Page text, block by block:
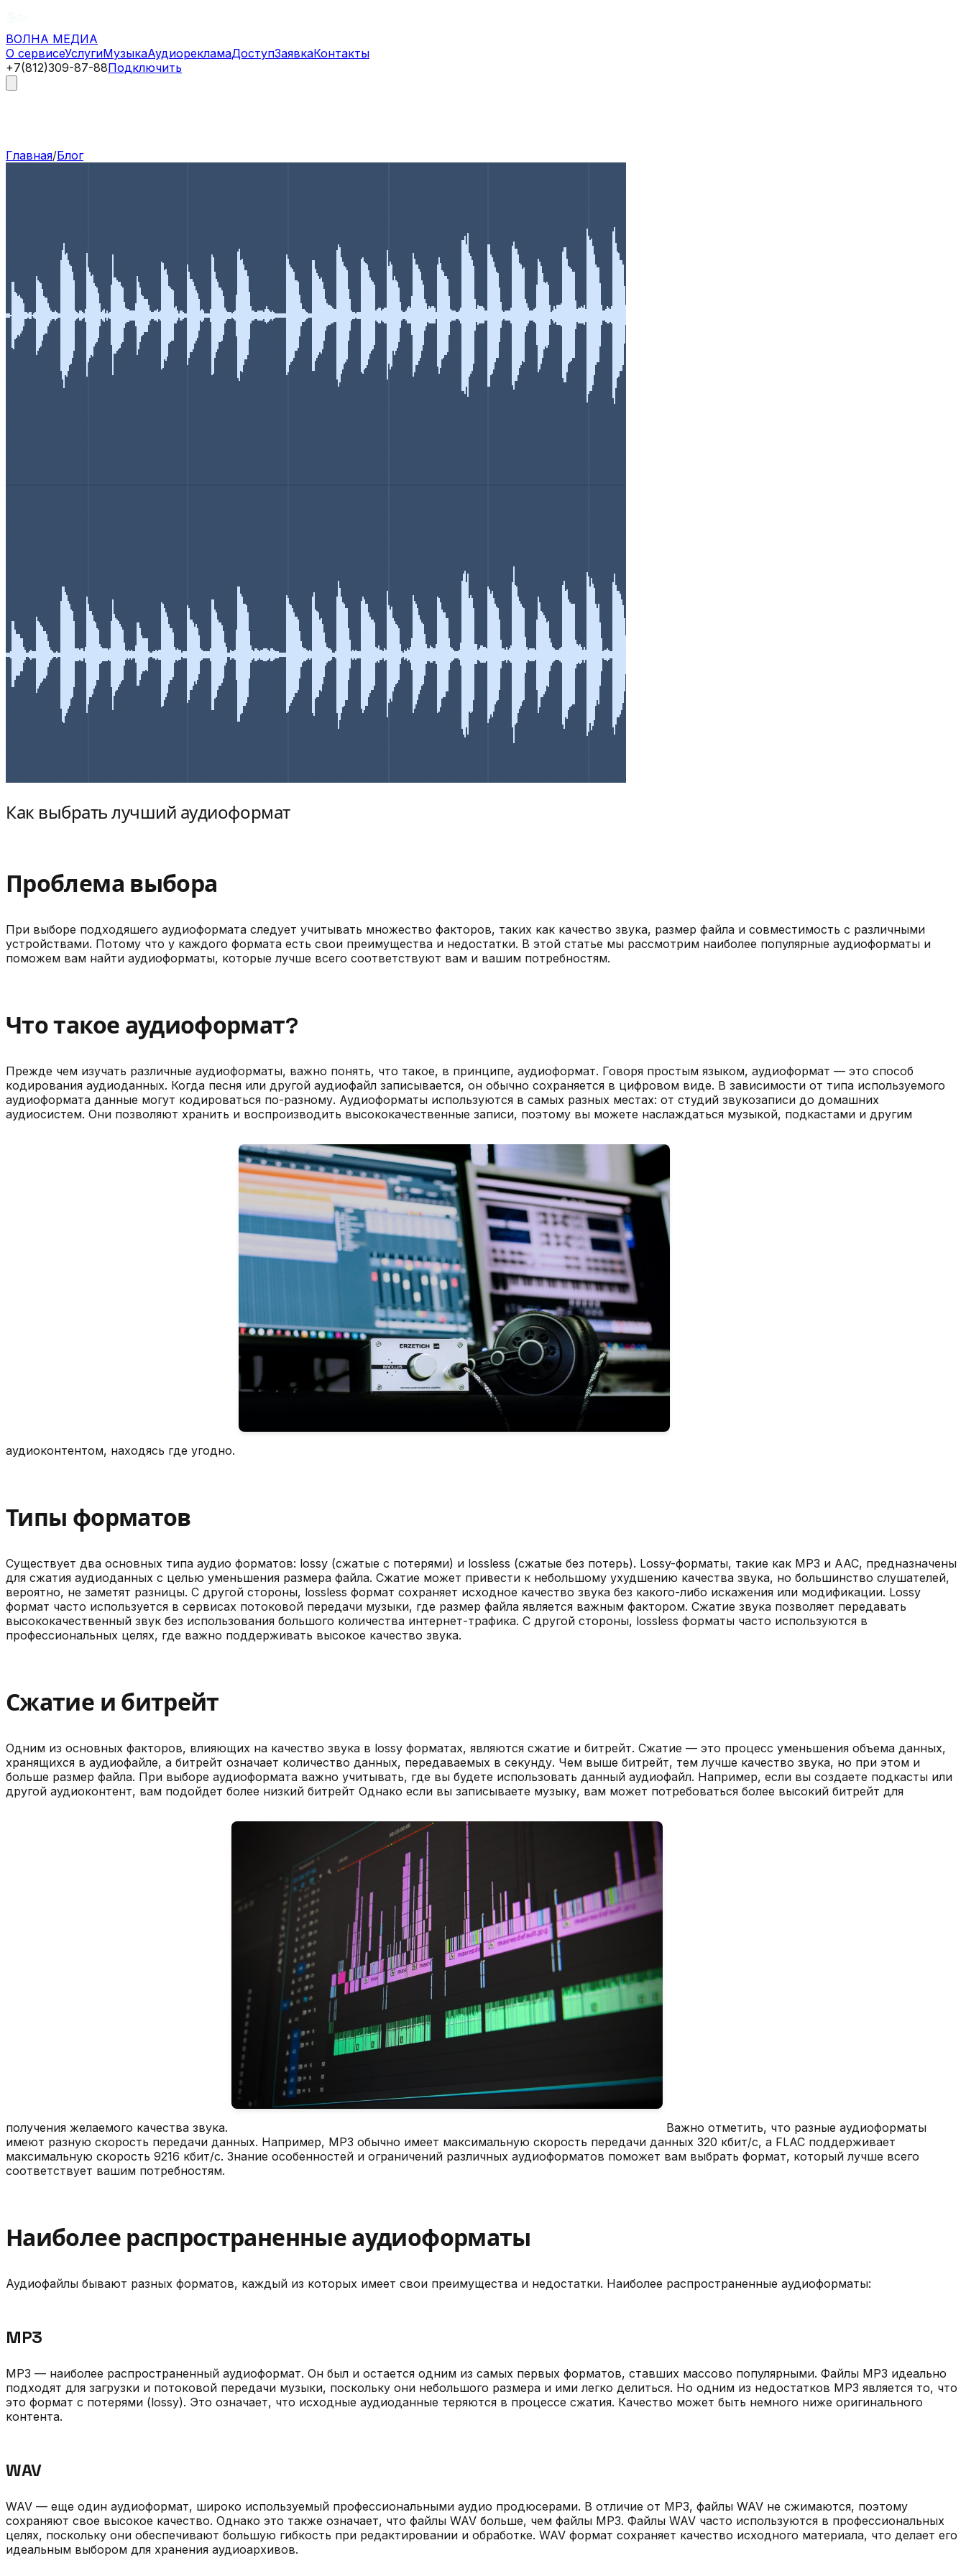
ВОЛНА МЕДИА
О сервисеУслугиМузыкаАудиорекламаДоступЗаявкаКонтакты
+7(812)309-87-88Подключить
Главная/Блог
Как выбрать лучший аудиоформат
Проблема выбора
При выборе подходяшего аудиоформата следует учитывать множество факторов, таких как качество звука, размер файла и совместимость с различными
устройствами. Потому что у каждого формата есть свои преимущества и недостатки. В этой статье мы рассмотрим наиболее популярные аудиоформаты и
поможем вам найти аудиоформаты, которые лучше всего соответствуют вам и вашим потребностям.
Что такое аудиоформат?
Прежде чем изучать различные аудиоформаты, важно понять, что такое, в принципе, аудиоформат. Говоря простым языком, аудиоформат — это способ
кодирования аудиоданных. Когда песня или другой аудиофайл записывается, он обычно сохраняется в цифровом виде. В зависимости от типа используемого
аудиоформата данные могут кодироваться по-разному. Аудиоформаты используются в самых разных местах: от студий звукозаписи до домашних
аудиосистем. Они позволяют хранить и воспроизводить высококачественные записи, поэтому вы можете наслаждаться музыкой, подкастами и другим
аудиоконтентом, находясь где угодно.
Типы форматов
Существует два основных типа аудио форматов: lossy (сжатые с потерями) и lossless (сжатые без потерь). Lossy-форматы, такие как MP3 и AAC, предназначены
для сжатия аудиоданных с целью уменьшения размера файла. Сжатие может привести к небольшому ухудшению качества звука, но большинство слушателей,
вероятно, не заметят разницы. С другой стороны, lossless формат сохраняет исходное качество звука без какого-либо искажения или модификации. Lossy
формат часто используется в сервисах потоковой передачи музыки, где размер файла является важным фактором. Сжатие звука позволяет передавать
высококачественный звук без использования большого количества интернет-трафика. С другой стороны, lossless форматы часто используются в
профессиональных целях, где важно поддерживать высокое качество звука.
Сжатие и битрейт
Одним из основных факторов, влияющих на качество звука в lossy форматах, являются сжатие и битрейт. Сжатие — это процесс уменьшения объема данных,
хранящихся в аудиофайле, а битрейт означает количество данных, передаваемых в секунду. Чем выше битрейт, тем лучше качество звука, но при этом и
больше размер файла. При выборе аудиоформата важно учитывать, где вы будете использовать данный аудиофайл. Например, если вы создаете подкасты или
другой аудиоконтент, вам подойдет более низкий битрейт Однако если вы записываете музыку, вам может потребоваться более высокий битрейт для
получения желаемого качества звука.
Важно отметить, что разные аудиоформаты
имеют разную скорость передачи данных. Например, MP3 обычно имеет максимальную скорость передачи данных 320 кбит/с, а FLAC поддерживает
максимальную скорость 9216 кбит/с. Знание особенностей и ограничений различных аудиоформатов поможет вам выбрать формат, который лучше всего
соответствует вашим потребностям.
Наиболее распространенные аудиоформаты
Аудиофайлы бывают разных форматов, каждый из которых имеет свои преимущества и недостатки. Наиболее распространенные аудиоформаты:
MP3
MP3 — наиболее распространенный аудиоформат. Он был и остается одним из самых первых форматов, ставших массово популярными. Файлы MP3 идеально
подходят для загрузки и потоковой передачи музыки, поскольку они небольшого размера и ими легко делиться. Но одним из недостатков MP3 является то, что
это формат с потерями (lossy). Это означает, что исходные аудиоданные теряются в процессе сжатия. Качество может быть немного ниже оригинального
контента.
WAV
WAV — еще один аудиоформат, широко используемый профессиональными аудио продюсерами. В отличие от MP3, файлы WAV не сжимаются, поэтому
сохраняют свое высокое качество. Однако это также означает, что файлы WAV больше, чем файлы MP3. Файлы WAV часто используются в профессиональных
целях, поскольку они обеспечивают большую гибкость при редактировании и обработке. WAV формат сохраняет качество исходного материала, что делает его
идеальным выбором для хранения аудиоархивов.